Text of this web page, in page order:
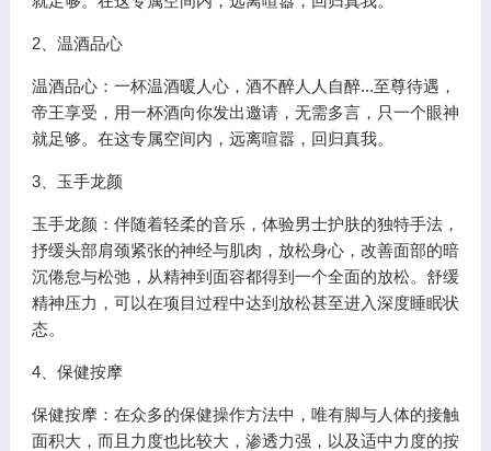
2、温酒品心
温酒品心：一杯温酒暖人心，酒不醉人人自醉...至尊待遇，
帝王享受，用一杯酒向你发出邀请，无需多言，只一个眼神
就足够。在这专属空间内，远离喧嚣，回归真我。
3、玉手龙颜
玉手龙颜：伴随着轻柔的音乐，体验男士护肤的独特手法，
抒缓头部肩颈紧张的神经与肌肉，放松身心，改善面部的暗
沉倦怠与松弛，从精神到面容都得到一个全面的放松。舒缓
精神压力，可以在项目过程中达到放松甚至进入深度睡眠状
态。
4、保健按摩
保健按摩：在众多的保健操作方法中，唯有脚与人体的接触
面积大，而且力度也比较大，渗透力强，以及适中力度的按